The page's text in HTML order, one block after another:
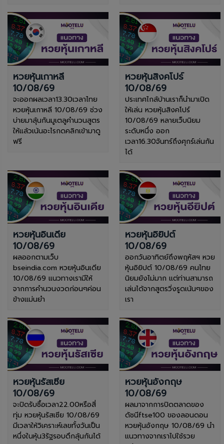
หวยหุ้นเกาหลี
10/08/69
จะออกผลเวลา13.30เวลาไทย
หวยหุ้นเกาหลี 10/08/69 ช่วง
บ่ายมาลุ้นกันมูเตลูคำนวนสูตร
ให้แล้วเน้นอะไรกดคลิกเข้ามาดู
ฟรี
หวยหุ้นสิงคโปร์
10/08/69
ประเทศไกล้บ้านเราก็นำมาเปิด
ให้เล่น หวยหุ้นสิงคโปร์
10/08/69 หลายเว็บนิยม
ระดับหนึ่ง ออก
เวลา16.30จันทร์ถึงศุกร์เล่นกัน
ได้
หวยหุ้นอินเดีย
10/08/69
ผลออกตามเว็บ
bseindia.com หวยหุ้นอินเดีย
10/08/69 แนวทางเรามีให้
จากการคำนวนงวดก่อนๆค่อน
ข้างแม่นยำ
หวยหุ้นอิยิปต์
10/08/69
ออกวันอาทิตย์ถึงพฤหัสฯ หวย
หุ้นอิยิปต์ 10/08/69 คนไทย
นิยมยังไม่มาก แต่ท่านสามารถ
เล่นได้จากสูตรวิ่งรูดเน้นๆของ
เรา
หวยหุ้นรัสเซีย
10/08/69
จะปิดรับซื้อเวลา22.00หรือสี่
ทุ่ม หวยหุ้นรัสเซีย 10/08/69
มีเวลาให้วิเคราะห์เลขทั้งวันเป็น
หนึ่งในหุ้น3รัฐรอบดึกลุ้นกันได้
หวยหุ้นอังกฤษ
10/08/69
ผลมาจากการปิดตลาดของ
ดัชนีftse100 ของลอนดอน
หวยหุ้นอังกฤษ 10/08/69 นำ
แนวทางจากเราไปใช้รวย